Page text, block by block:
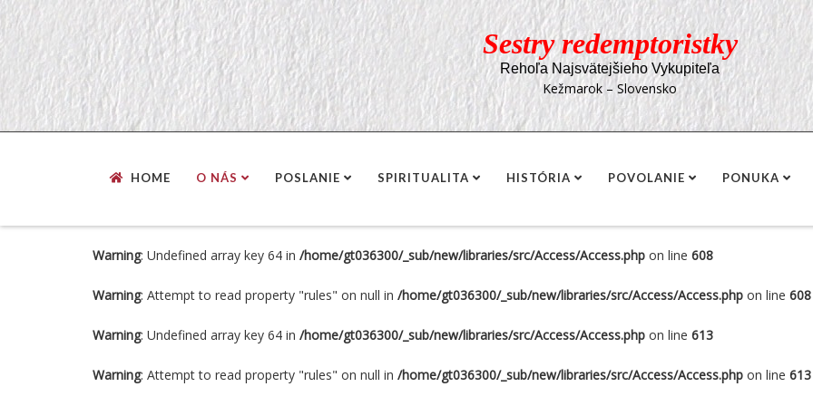
Sestry redemptoristky
Rehoľa Najsvätejšieho Vykupiteľa
Kežmarok – Slovensko
HOME O NÁS POSLANIE SPIRITUALITA HISTÓRIA POVOLANIE PONUKA
Warning: Undefined array key 64 in /home/gt036300/_sub/new/libraries/src/Access/Access.php on line 608
Warning: Attempt to read property "rules" on null in /home/gt036300/_sub/new/libraries/src/Access/Access.php on line 608
Warning: Undefined array key 64 in /home/gt036300/_sub/new/libraries/src/Access/Access.php on line 613
Warning: Attempt to read property "rules" on null in /home/gt036300/_sub/new/libraries/src/Access/Access.php on line 613